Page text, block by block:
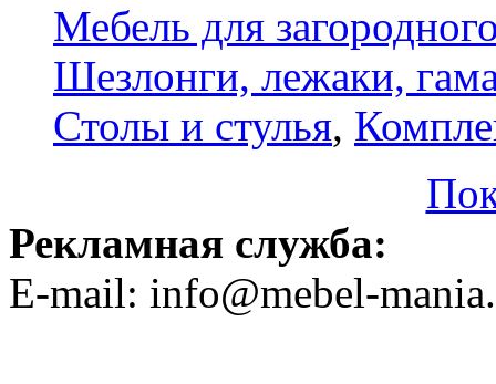
Мебель для
Шезлонги, лежаки,
Столы и стулья,
Рекламная служба:
E-mail: info@mebel-